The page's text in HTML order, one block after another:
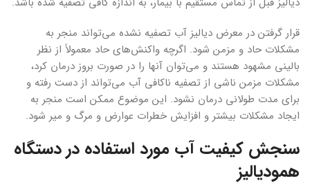
قرار گرفتن در معرض دیالیز آب تصفیه نشده می‌تواند منجر به
مشکلات حاد و مزمن شود. اگرچه واکنش‌های حاد معمولاً از نظر
بالینی مشهود هستند و می‌توان آنها را در صورت بروز درمان کرد،
مشکلات مزمن ناشی از تصفیه ناکافی آب می‌تواند از دست رفته و
برای مدت طولانی درمان نشود. این موضوع ممکن است منجر به
ایجاد مشکلات بیشتر و افزایش خطرات عوارض و مرگ و میر شود.
سنجش کیفیت آب مورد استفاده در دستگاه
همودیالیز